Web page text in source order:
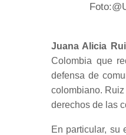
Juana Alicia
Colombia que
defensa de
colombiano.
derechos de las
En particular, su